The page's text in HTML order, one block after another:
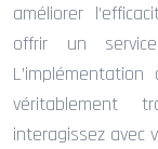
améliorer
offrir un
véritablement
interagissez avec